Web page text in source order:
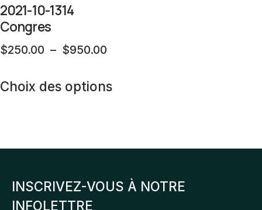
2021-10-1314
Congres
$250.00 – $950.00
prix :
Choix des optionsproduit
variations.
options
INSCRIVEZ-VOUS À NOTRE
INFOLETTRE